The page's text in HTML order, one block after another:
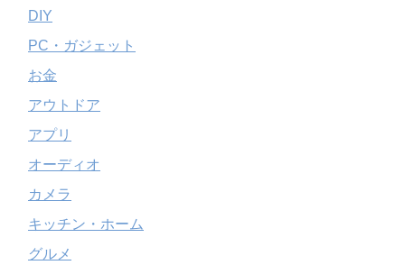
DIY
PC・ガジェット
お金
アウトドア
アプリ
オーディオ
カメラ
キッチン・ホーム
グルメ